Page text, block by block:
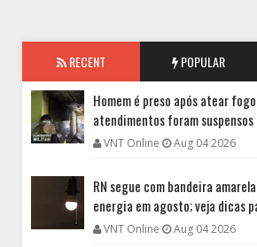
RECENT POPULAR
Homem é preso após atear
atendimentos foram suspensos
VNT Online Aug 04 2026
RN segue com bandeira
energia em agosto; veja dicas
VNT Online Aug 04 2026